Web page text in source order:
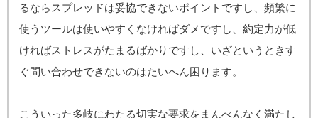
るならスプレッドは妥協できないポイントですし、頻繁に
使うツールは使いやすくなければダメですし、約定力が低
ければストレスがたまるばかりですし、いざというときす
ぐ問い合わせできないのはたいへん困ります。
こういった多岐にわたる切実な要求をまんべんなく満たし